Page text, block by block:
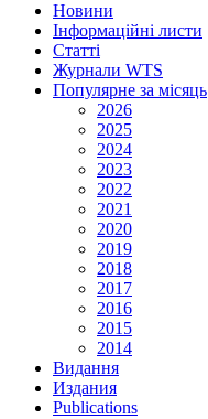
Новини
Інформаційні листи
Статті
Журнали WTS
Популярне за місяць
2026
2025
2024
2023
2022
2021
2020
2019
2018
2017
2016
2015
2014
Видання
Издания
Publications